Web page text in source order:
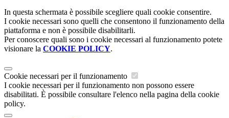
In questa schermata è possibile scegliere quali cookie consentire.
I cookie necessari sono quelli che consentono il funzionamento della
piattaforma e non è possibile disabilitarli.
Per conoscere quali sono i cookie necessari al funzionamento potete
visionare la COOKIE POLICY.
Cookie necessari per il funzionamento
I cookie necessari per il funzionamento non possono essere
disabilitati. È possibile consultare l'elenco nella pagina della cookie
policy.